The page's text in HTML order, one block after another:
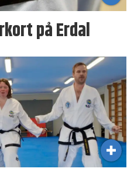
på Erdal